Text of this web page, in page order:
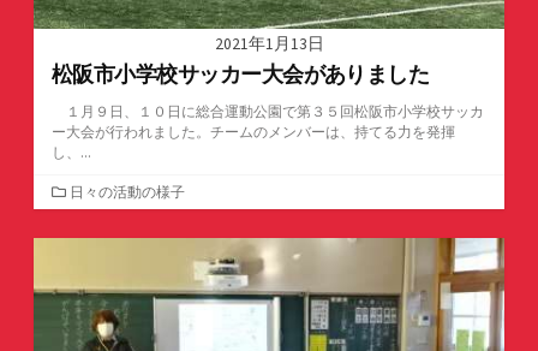
2021年1月13日
松阪市小学校サッカー大会がありました
１月９日、１０日に総合運動公園で第３５回松阪市小学校サッカ
ー大会が行われました。チームのメンバーは、持てる力を発揮
し、...
カ
テ
ゴ
ー
日々の活動の様子